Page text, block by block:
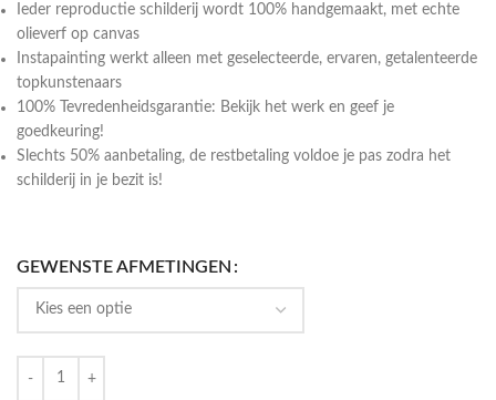
Ieder reproductie schilderij wordt 100% handgemaakt, met echte
olieverf op canvas
Instapainting werkt alleen met geselecteerde, ervaren, getalenteerde
topkunstenaars
100% Tevredenheidsgarantie: Bekijk het werk en geef je
goedkeuring!
Slechts 50% aanbetaling, de restbetaling voldoe je pas zodra het
schilderij in je bezit is!
GEWENSTE AFMETINGEN